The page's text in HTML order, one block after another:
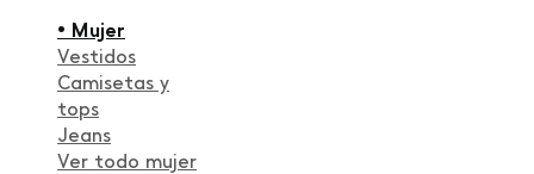
• Mujer
Vestidos
Camisetas y
tops
Jeans
Ver todo mujer